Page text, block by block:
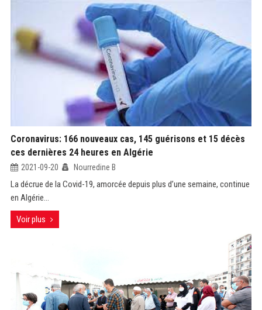
Coronavirus: 166 nouveaux cas, 145 guérisons et 15 décès
ces dernières 24 heures en Algérie
2021-09-20 Nourredine B
La décrue de la Covid-19, amorcée depuis plus d’une semaine, continue
en Algérie...
Voir plus